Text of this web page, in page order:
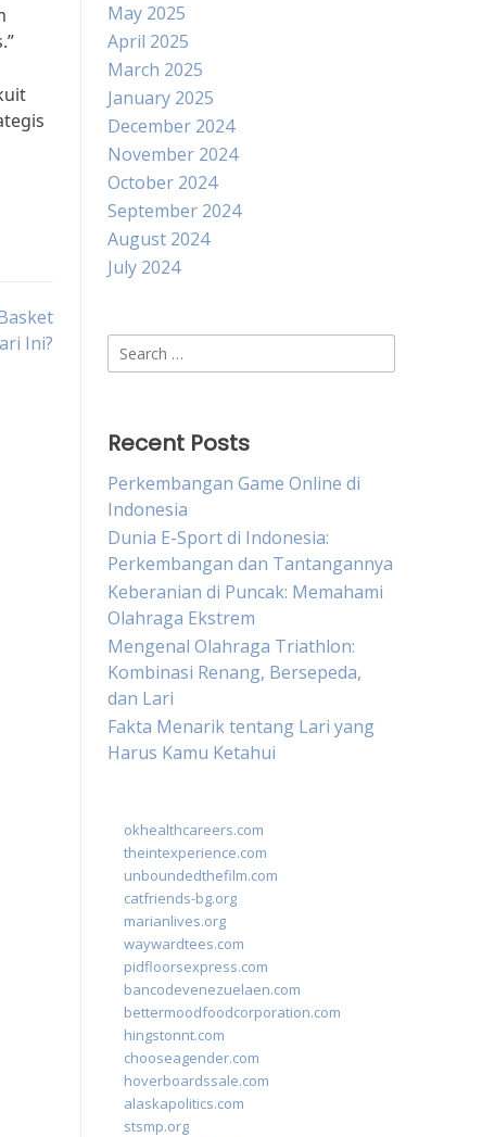
Ini?
May 2025
April 2025
March 2025
January 2025
December 2024
November 2024
October 2024
September 2024
August 2024
July 2024
Search
for:
Recent Posts
Perkembangan Game Online di
Indonesia
Dunia E-Sport di Indonesia:
Perkembangan dan Tantangannya
Keberanian di Puncak: Memahami
Olahraga Ekstrem
Mengenal Olahraga Triathlon:
Kombinasi Renang, Bersepeda,
dan Lari
Fakta Menarik tentang Lari yang
Harus Kamu Ketahui
okhealthcareers.com
theintexperience.com
unboundedthefilm.com
catfriends-bg.org
marianlives.org
waywardtees.com
pidfloorsexpress.com
bancodevenezuelaen.com
bettermoodfoodcorporation.com
hingstonnt.com
chooseagender.com
hoverboardssale.com
alaskapolitics.com
stsmp.org